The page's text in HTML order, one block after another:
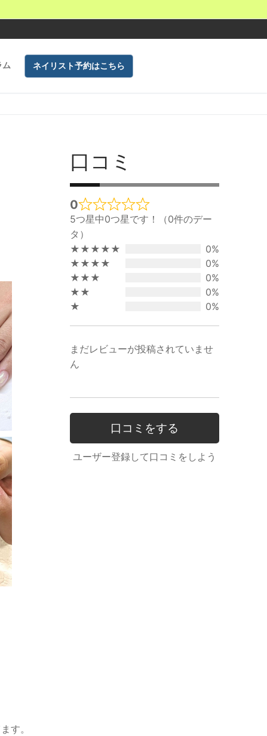
ム ネイリスト予約はこちら
す。
口コミ
0
Rated
0
of
5つ星中0つ星です！（0件のデー
タ）
★★★★★
0%
★★★★
0%
★★★
0%
★★
0%
★
0%
まだレビューが投稿されていませ
ん
口コミをする
ユーザー登録して口コミをしよう